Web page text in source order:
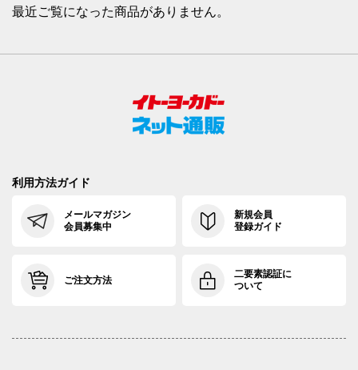
最近ご覧になった商品がありません。
利用方法ガイド
メールマガジン
会員募集中
新規会員
登録ガイド
ご注文方法
二要素認証に
ついて